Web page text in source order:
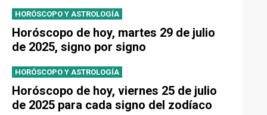
HORÓSCOPO Y ASTROLOGÍA
Horóscopo de hoy, martes 29 de julio
de 2025, signo por signo
HORÓSCOPO Y ASTROLOGÍA
Horóscopo de hoy, viernes 25 de julio
de 2025 para cada signo del zodíaco